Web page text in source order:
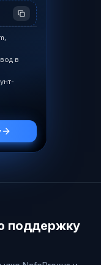
в
поддержку